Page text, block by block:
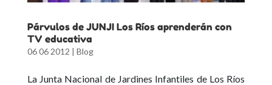
Párvulos de JUNJI Los Ríos aprenderán con
TV educativa
06 06 2012 | Blog
La Junta Nacional de Jardines Infantiles de Los Ríos